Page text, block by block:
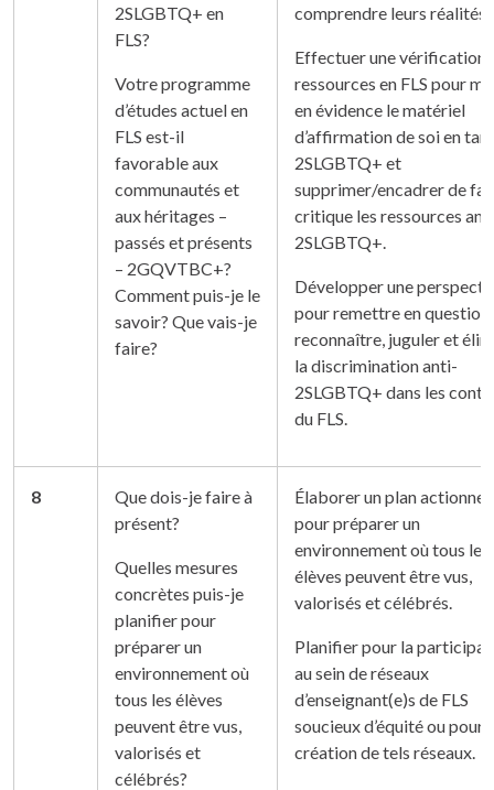
2SLGBTQ+ en
FLS?
Votre programme
d’études actuel en
FLS est-il
favorable aux
communautés et
aux héritages –
passés et présents
– 2GQVTBC+?
Comment puis-je le
savoir? Que vais-je
faire?
comprendre leurs réalités.
Effectuer une vérification
ressources en FLS pour
en évidence le matériel
d’affirmation de soi en
2SLGBTQ+ et
supprimer/encadrer de
critique les ressources
2SLGBTQ+.
Développer une
pour remettre en question,
reconnaître, juguler et
la discrimination anti-
2SLGBTQ+ dans les
du FLS.
8
Que dois-je faire à
présent?
Quelles mesures
concrètes puis-je
planifier pour
préparer un
environnement où
tous les élèves
peuvent être vus,
valorisés et
célébrés?
Élaborer un plan actionnel
pour préparer un
environnement où tous les
élèves peuvent être vus,
valorisés et célébrés.
Planifier pour la
au sein de réseaux
d’enseignant(e)s de FLS
soucieux d’équité ou pour
création de tels réseaux.